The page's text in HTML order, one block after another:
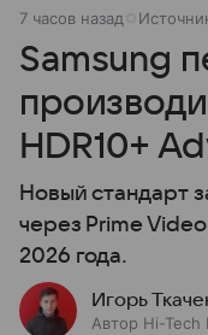
7 часов назад
Samsung
HDR10+
Новый стандарт
через Prime
2026 года.
Игорь
Автор Hi-Tech